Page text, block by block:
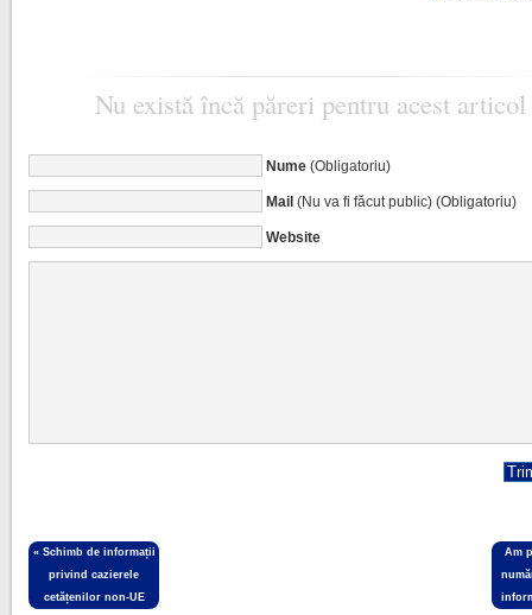
Nu există încă păreri pentru acest articol
Nume(Obligatoriu)
Mail(Nu va fi făcut public) (Obligatoriu)
Website
« Schimb de informații
privind cazierele
cetățenilor non-UE
Am